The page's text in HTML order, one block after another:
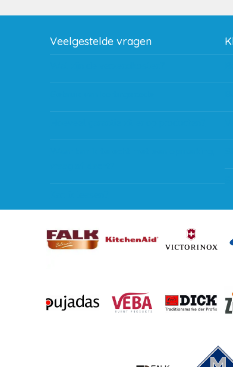
Veelgestelde vragen